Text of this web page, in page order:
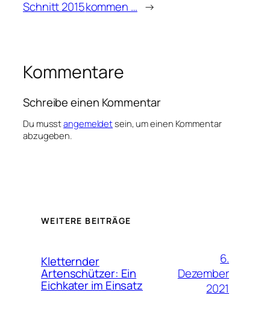
Schnitt 2015kommen … →
Kommentare
Schreibe einen Kommentar
Du musstangemeldetsein, um einen Kommentar
abzugeben.
WEITERE BEITRÄGE
Kletternder
Artenschützer: Ein
Eichkater im Einsatz
6.
Dezember
2021